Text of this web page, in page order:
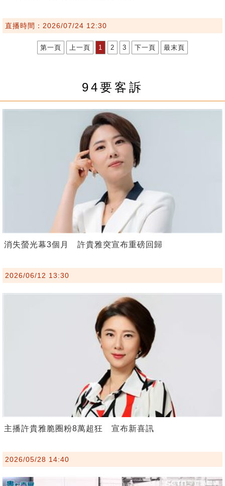
直播時間：2026/07/24 12:30
第一頁 上一頁 1 2 3 下一頁 最末頁
94要客訴
消失螢光幕3個月 許貴雅突宣布重磅回歸
2026/06/12 13:30
主播許貴雅脆圈粉8萬超狂 宣布新喜訊
2026/05/28 14:40